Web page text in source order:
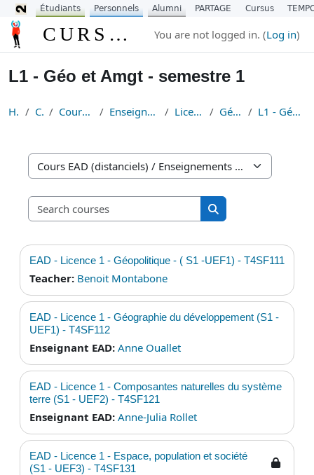
Skip to main content CURSUS You are not logged in. (Log in)
L1 - Géo et Amgt - semestre 1
Home Courses Cours EAD (distanciels) Enseignements Fondamentaux Licence Géographie Géographie - L1 L1 - Géo et Amgt - semestre 1
Course categories
Search courses
Search courses
EAD - Licence 1 - Géopolitique - ( S1 -UEF1) - T4SF111
Teacher: Benoit Montabone
EAD - Licence 1 - Géographie du développement (S1 -
UEF1) - T4SF112
Enseignant EAD: Anne Ouallet
EAD - Licence 1 - Composantes naturelles du système
terre (S1 - UEF2) - T4SF121
Enseignant EAD: Anne-Julia Rollet
EAD - Licence 1 - Espace, population et société
(S1 - UEF3) - T4SF131
Étudiants Personnels Alumni PARTAGE Cursus